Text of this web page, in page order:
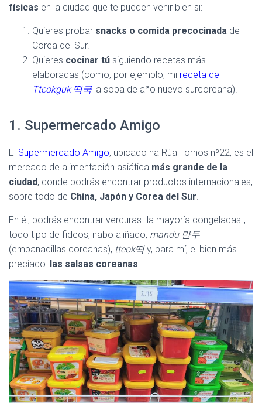
físicas en la ciudad que te pueden venir bien si:
Quieres probar snacks o comida precocinada de
Corea del Sur.
Quieres cocinar tú siguiendo recetas más
elaboradas (como, por ejemplo, mi receta del
Tteokguk 떡국la sopa de año nuevo surcoreana).
1. Supermercado Amigo
El Supermercado Amigo, ubicado na Rúa Tornos nº22, es el
mercado de alimentación asiática más grande de la
ciudad, donde podrás encontrar productos internacionales,
sobre todo de China, Japón y Corea del Sur.
En él, podrás encontrar verduras -la mayoría congeladas-,
todo tipo de fideos, nabo aliñado, mandu 만두
(empanadillas coreanas), tteok떡y, para mí, el bien más
preciado: las salsas coreanas.